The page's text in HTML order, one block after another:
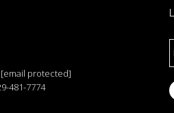
[email protected]
481-7774